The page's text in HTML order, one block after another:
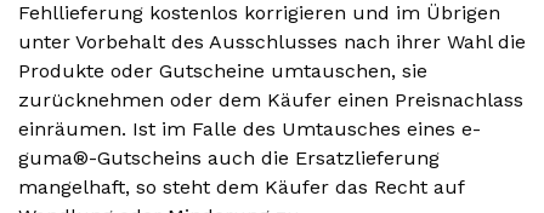
Fehllieferung kostenlos korrigieren und im Übrigen
unter Vorbehalt des Ausschlusses nach ihrer Wahl die
Produkte oder Gutscheine umtauschen, sie
zurücknehmen oder dem Käufer einen Preisnachlass
einräumen. Ist im Falle des Umtausches eines e-
guma®-Gutscheins auch die Ersatzlieferung
mangelhaft, so steht dem Käufer das Recht auf